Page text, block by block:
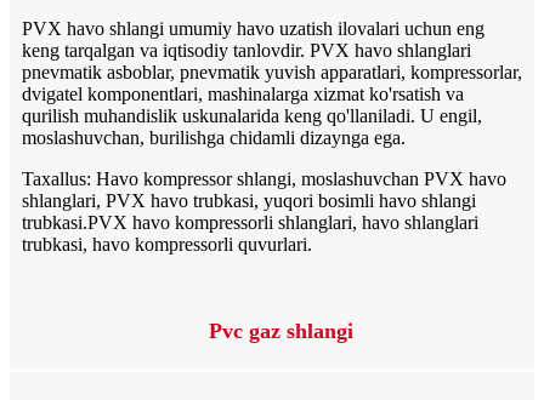
PVX havo shlangi umumiy havo uzatish ilovalari uchun eng
keng tarqalgan va iqtisodiy tanlovdir. PVX havo shlanglari
pnevmatik asboblar, pnevmatik yuvish apparatlari, kompressorlar,
dvigatel komponentlari, mashinalarga xizmat ko'rsatish va
qurilish muhandislik uskunalarida keng qo'llaniladi. U engil,
moslashuvchan, burilishga chidamli dizaynga ega.
Taxallus: Havo kompressor shlangi, moslashuvchan PVX havo
shlanglari, PVX havo trubkasi, yuqori bosimli havo shlangi
trubkasi.PVX havo kompressorli shlanglari, havo shlanglari
trubkasi, havo kompressorli quvurlari.
Pvc gaz shlangi